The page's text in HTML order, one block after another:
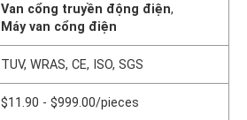
Van cổng truyền động điện,
Máy van cổng điện
TUV, WRAS, CE, ISO, SGS
$11.90 - $999.00/pieces